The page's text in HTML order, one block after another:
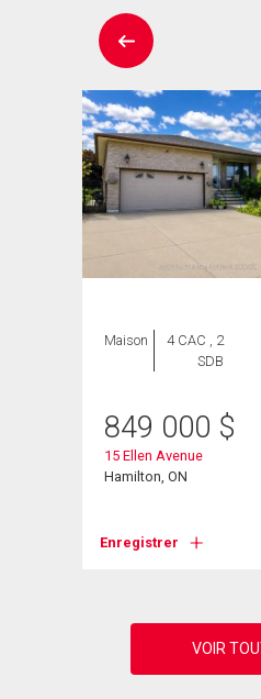
Maison
4 CAC , 2
SDB
849 000 $
15 Ellen Avenue
Hamilton, ON
Enregistrer